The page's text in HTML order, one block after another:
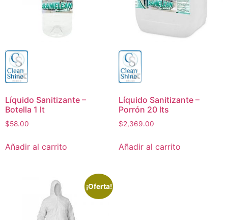
Líquido Sanitizante –
Botella 1 lt
$58.00
Añadir al carrito
Líquido Sanitizante –
Porrón 20 lts
$2,369.00
Añadir al carrito
¡Oferta!